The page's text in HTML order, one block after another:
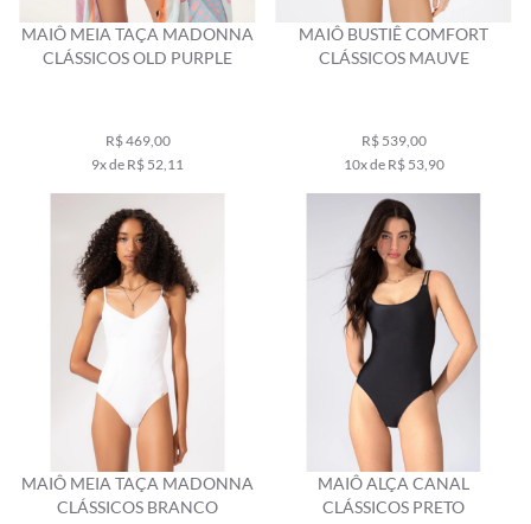
MAIÔ MEIA TAÇA MADONNA
CLÁSSICOS OLD PURPLE
R$ 469,00
9x de R$ 52,11
MAIÔ BUSTIÊ COMFORT
CLÁSSICOS MAUVE
R$ 539,00
10x de R$ 53,90
MAIÔ MEIA TAÇA MADONNA
CLÁSSICOS BRANCO
MAIÔ ALÇA CANAL
CLÁSSICOS PRETO